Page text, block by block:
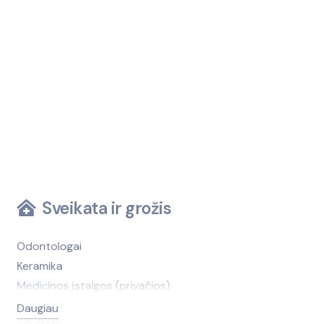
Sveikata ir grožis
Odontologai
Keramika
Medicinos įstaigos (privačios)
Medicinos įstaigos (viešosios)
Daugiau